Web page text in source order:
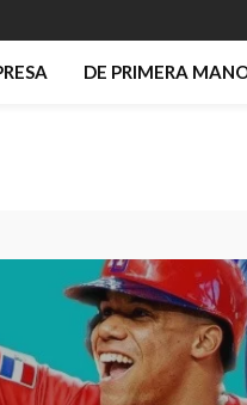
DE PRIMERA